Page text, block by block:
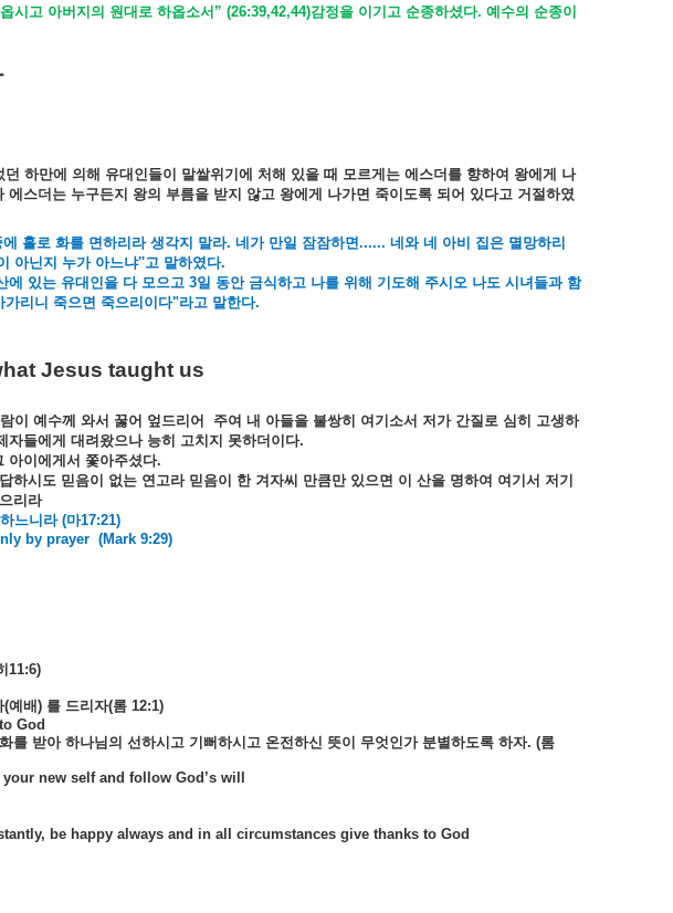
시고 아버지의 원대로 하옵소서 ” (26:39,42,44)감정을 이기고 순종하셨다. 예수의 순종이
던 하만에 의해 유대인들이 말쌀위기에 처해 있을 때 모르게는 에스더를 향하여 왕에게
나
에스더는 누구든지 왕의 부름을 받지 않고 왕에게 나가면 죽이도록 되어 있다고 거절하였
홀로 화를 면하리라 생각지 말라. 네가 만일 잠잠하면...... 네와 네 아비 집은 멸망하리
아닌지 누가 아느냐''고 말하였다.
에 있는 유대인을 다 모으고 3일 동안 금식하고 나를 위해 기도해 주시오 나도 시녀들과 함
가리니 죽으면 죽으리이다"라고 말한다.
Jesus taught us
이 예수께 와서 꿇어 엎드리어 주여 내 아들을 불쌍히 여기소서 저가 간질로 심히 고생하
자들에게 대려왔으나 능히 고치지 못하더이다.
아이에게서 쫓아주셨다.
하시도 믿음이 없는 연고라 믿음이 한 겨자씨 만큼만 있으면 이 산을 명하여 여기서 저기
리라
느니라 (마17:21)
by prayer (Mark 9:29)
11:6)
(예배) 를 드리자(롬 12:1)
God
를 받아 하나님의 선하시고 기뻐하시고 온전하신 뜻이 무엇인가 분별하도록 하자. (롬
new self and follow God’s will
be happy always and in all circumstances give thanks to God